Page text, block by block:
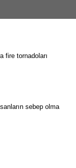
fire tornadoları
sebep olma